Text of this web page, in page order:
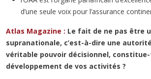
d’une seule voix pour l’assurance
Atlas Magazine : Le fait de ne pas être
supranationale, c’est-à-dire une
véritable pouvoir décisionnel,
développement de vos activités ?